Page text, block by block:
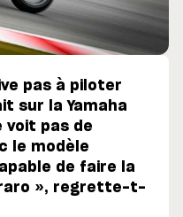
pas à piloter
sur la Yamaha
voit pas de
le modèle
de faire la
», regrette-t-